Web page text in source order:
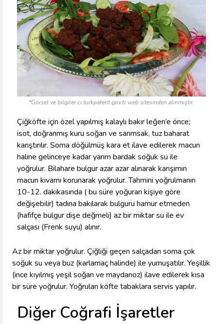
*Görsel ve bilgiler ci.turkpatent.gov.tr web sitesinden alınmıştır.
Çiğköfte için özel yapılmış kalaylı bakır leğen’e önce;
isot, doğranmış kuru soğan ve sarımsak, tuz baharat
karıştırılır. Soma döğülmüş kara et ilave edilerek macun
haline gelinceye kadar yarım bardak soğuk su ile
yoğrulur. Bilahare bulgur azar azar alınarak karışımın
macun kıvamı korunarak yoğrulur. Tahmini yoğrulmanın
10-12. dakikasında ( bu süre yoğuran kişiye göre
değişebilir) tadına bakılarak bulguru hamur etmeden
(hafifçe bulgur dişe değmeli) az bir miktar su ile ev
salçası (Frenk suyu) alınır.
Az bir miktar yoğrulur. Çiğliği geçen salçadan soma çok
soğuk su veya buz (karlamaç halinde) ile yumuşatılır. Yeşillik
(ince kıyılmış yeşil soğan ve maydanoz) ilave edilerek kısa
bir süre yoğrulur. Yoğrulan köfte tabaklara servis yapılır.
Diğer Coğrafi İşaretler